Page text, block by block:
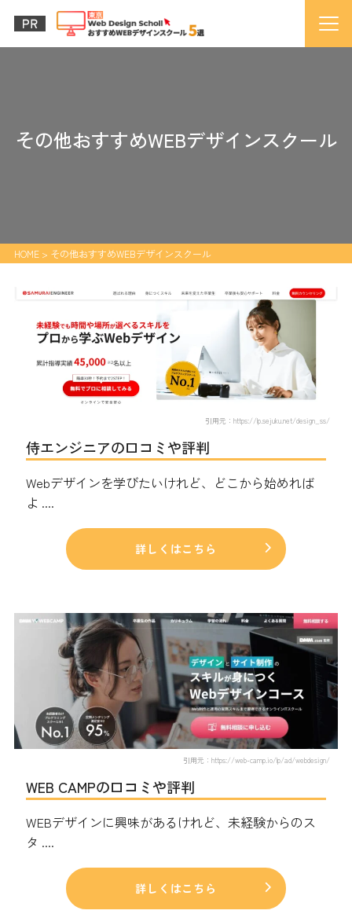
その他おすすめWEBデザインスクール
HOME> その他おすすめWEBデザインスクール
引用元：https://lp.sejuku.net/design_ss/
侍エンジニアの口コミや評判
Webデザインを学びたいけれど、どこから始めれば
よ ....
詳しくはこちら
引用元：https://web-camp.io/lp/ad/webdesign/
WEB CAMPの口コミや評判
WEBデザインに興味があるけれど、未経験からのス
タ ....
詳しくはこちら